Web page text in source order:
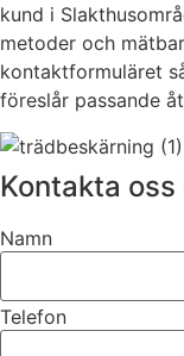
kund i
metoder och
kontaktformuläret
föreslår passande
Kontakta oss
Namn
Telefon